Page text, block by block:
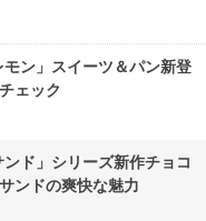
ン」スイーツ＆パン新登
ェック
ド」シリーズ新作チョコ
ンドの爽快な魅力